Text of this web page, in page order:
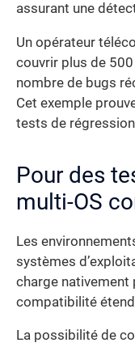
assurant une
Un opérateur
couvrir plus de
nombre de bugs
Cet exemple
tests de
Pour des
multi-OS
Les
systèmes
charge nativement
compatibilité
La possibilité de